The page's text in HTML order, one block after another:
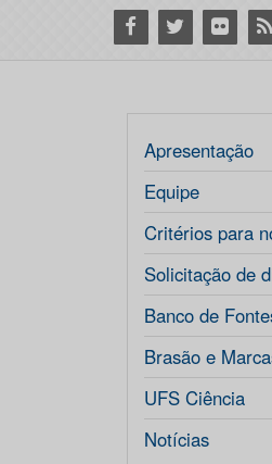
Facebook
Twitter Flickr RSS
Apresentação
Equipe
Critérios para
Solicitação de
Banco de
Brasão e
UFS Ciência
Notícias